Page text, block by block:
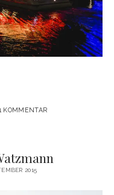
KOMMENTAR
2015